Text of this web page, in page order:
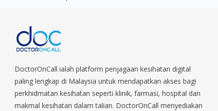
Parade, Marina, Macpherson, Mandai, Newton, Novena,
Orchard, Pasir Ris, Punggol, Potong Pasir, Paya Lebar,
Sengkang, Serangoon, Serangoon Rd, Seletar, Tampines, Toa
Payoh, Tanjong Pagar, Telok Blangah, Tanglin, Thomson, Tuas,
Tengah, Upper East Coast, Upper Bukit Timah, Upper Thomson,
Woodlands, West Coast, Yishun, Yio Chu Kang.
DoctorOnCall ialah platform penjagaan kesihatan digital
paling lengkap di Malaysia untuk mendapatkan akses bagi
perkhidmatan kesihatan seperti klinik, farmasi, hospital dan
makmal kesihatan dalam talian. DoctorOnCall menyediakan